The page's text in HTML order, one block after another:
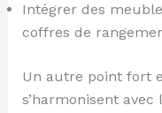
Intégrer des
coffres de
Un autre point fort
s’harmonisent